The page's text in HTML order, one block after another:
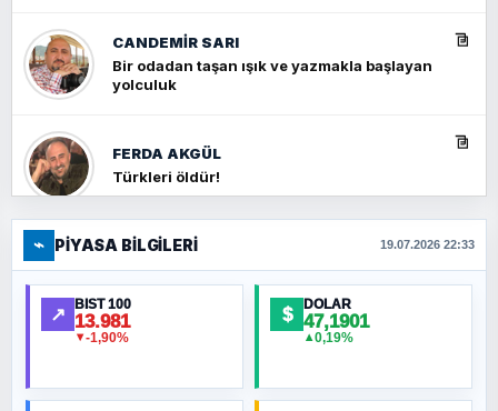
CANDEMIR SARI
Bir odadan taşan ışık ve yazmakla başlayan
yolculuk
FERDA AKGÜL
Türkleri öldür!
FERHAT BÜYÜKKALKAN
Ankara Zirvesi: NATO Toplantısı mı, Yeni
Ortadoğu Haritasının Provası mı?
⌁ PIYASA BILGILERI 19.07.2026 22:33
↗ BIST 100
13.981
▼-1,90%
$ DOLAR
47,1901
▲0,19%